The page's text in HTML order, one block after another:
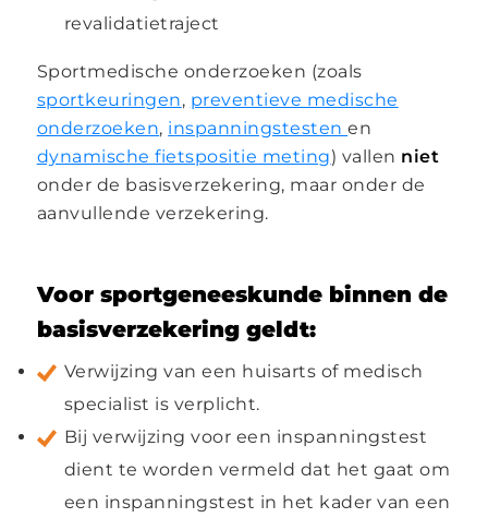
revalidatietraject
Sportmedische onderzoeken (zoals
sportkeuringen, preventieve medische
onderzoeken, inspanningstestenen
dynamische fietspositie meting) vallen niet
onder de basisverzekering, maar onder de
aanvullende verzekering.
Voor sportgeneeskunde binnen de
basisverzekering geldt:
Verwijzing van een huisarts of medisch
specialist is verplicht.
Bij verwijzing voor een inspanningstest
dient te worden vermeld dat het gaat om
een inspanningstest in het kader van een